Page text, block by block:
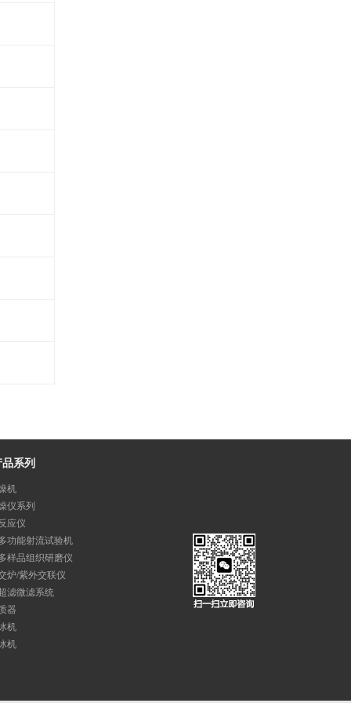
系列
机
仪系列
应仪
功能射流试验机
样品组织研磨仪
炉/紫外交联仪
滤微滤系统
器
机
机